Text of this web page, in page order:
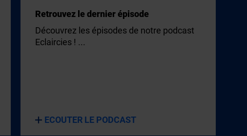
Retrouvez le dernier épisode
Découvrez les épisodes de notre podcast
Eclaircies ! ...
ECOUTER LE PODCAST